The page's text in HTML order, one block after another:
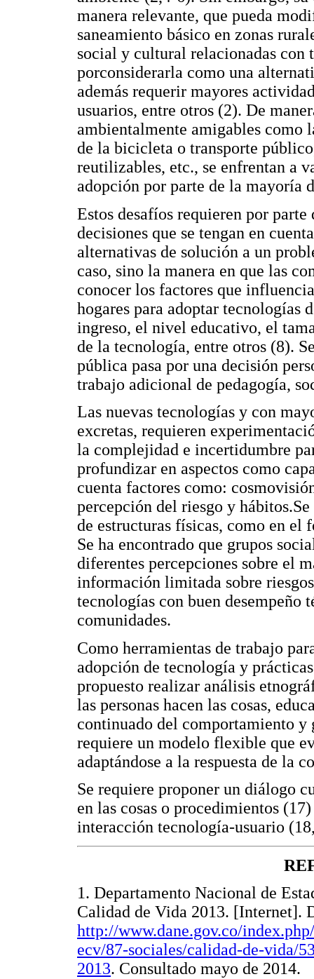
manera relevante, que pueda
saneamiento básico en zonas
social y cultural relacionadas con
porconsiderarla como una
además requerir mayores
usuarios, entre otros (2). De
ambientalmente amigables como
de la bicicleta o transporte
reutilizables, etc., se enfrentan a
adopción por parte de la mayoría
Estos desafíos requieren por
decisiones que se tengan en
alternativas de solución a un
caso, sino la manera en que las
conocer los factores que
hogares para adoptar tecnologías
ingreso, el nivel educativo, el
de la tecnología, entre otros (8).
pública pasa por una decisión
trabajo adicional de pedagogía,
Las nuevas tecnologías y con
excretas, requieren
la complejidad e incertidumbre
profundizar en aspectos como
cuenta factores como:
percepción del riesgo y
de estructuras físicas, como en el
Se ha encontrado que grupos
diferentes percepciones sobre el
información limitada sobre
tecnologías con buen desempeño
comunidades.
Como herramientas de trabajo
adopción de tecnología y
propuesto realizar análisis
las personas hacen las cosas,
continuado del comportamiento y
requiere un modelo flexible que
adaptándose a la respuesta de la
Se requiere proponer un diálogo
en las cosas o procedimientos
interacción tecnología-usuario
1. Departamento Nacional de
Calidad de Vida 2013. [Internet].
http://www.dane.gov.co/
ecv/87-sociales/calidad-de-vida/
2013. Consultado mayo de